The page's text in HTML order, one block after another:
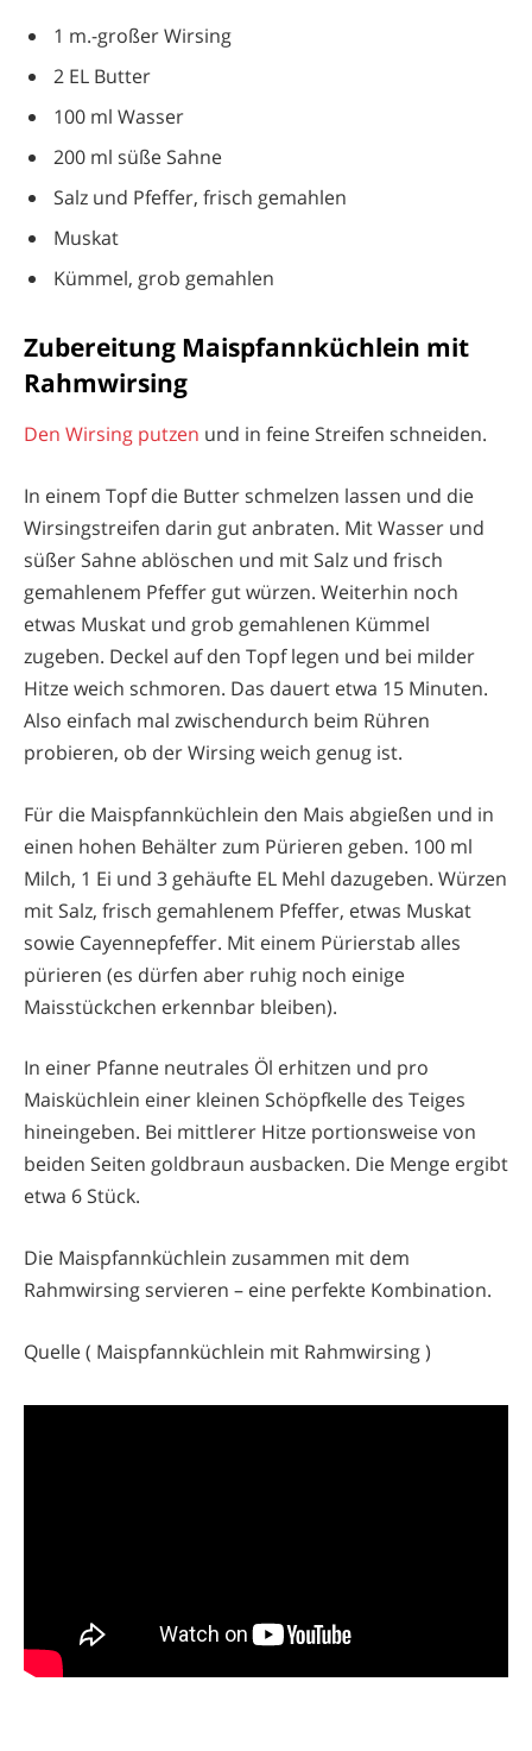
1 m.-großer Wirsing
2 EL Butter
100 ml Wasser
200 ml süße Sahne
Salz und Pfeffer, frisch gemahlen
Muskat
Kümmel, grob gemahlen
Zubereitung Maispfannküchlein mit
Rahmwirsing
Den Wirsing putzen und in feine Streifen schneiden.
In einem Topf die Butter schmelzen lassen und die
Wirsingstreifen darin gut anbraten. Mit Wasser und
süßer Sahne ablöschen und mit Salz und frisch
gemahlenem Pfeffer gut würzen. Weiterhin noch
etwas Muskat und grob gemahlenen Kümmel
zugeben. Deckel auf den Topf legen und bei milder
Hitze weich schmoren. Das dauert etwa 15 Minuten.
Also einfach mal zwischendurch beim Rühren
probieren, ob der Wirsing weich genug ist.
Für die Maispfannküchlein den Mais abgießen und in
einen hohen Behälter zum Pürieren geben. 100 ml
Milch, 1 Ei und 3 gehäufte EL Mehl dazugeben. Würzen
mit Salz, frisch gemahlenem Pfeffer, etwas Muskat
sowie Cayennepfeffer. Mit einem Pürierstab alles
pürieren (es dürfen aber ruhig noch einige
Maisstückchen erkennbar bleiben).
In einer Pfanne neutrales Öl erhitzen und pro
Maisküchlein einer kleinen Schöpfkelle des Teiges
hineingeben. Bei mittlerer Hitze portionsweise von
beiden Seiten goldbraun ausbacken. Die Menge ergibt
etwa 6 Stück.
Die Maispfannküchlein zusammen mit dem
Rahmwirsing servieren – eine perfekte Kombination.
Quelle ( Maispfannküchlein mit Rahmwirsing )